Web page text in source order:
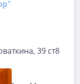
39 ст8